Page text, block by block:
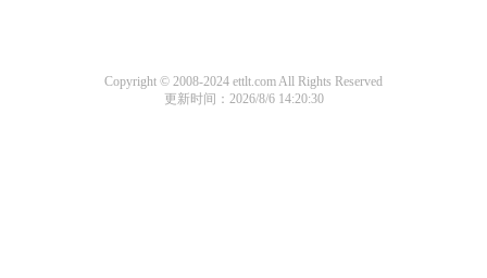
Copyright © 2008-2024 ettlt.com All Rights Reserved
更新时间：2026/8/6 14:20:30